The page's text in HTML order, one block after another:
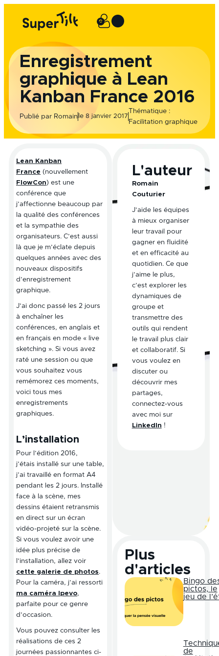
Aller
contenu
0
Panier
Enregistrement
graphique à Lean
Kanban France 2016
Publié parRomain le 8 janvier 2017
Thématique :
Facilitation graphique
Lean Kanban
France (nouvellement
FlowCon) est une
conférence que
j’affectionne beaucoup par
la qualité des conférences
et la sympathie des
organisateurs. C’est aussi
là que je m’éclate depuis
quelques années avec des
nouveaux dispositifs
d’enregistrement
graphique.
J’ai donc passé les 2 jours
à enchaîner les
conférences, en anglais et
en français en mode « live
sketching ». Si vous avez
raté une session ou que
vous souhaitez vous
remémorez ces moments,
voici tous mes
enregistrements
graphiques.
L’installation
Pour l’édition 2016,
j’étais installé sur une table,
j’ai travaillé en format A4
pendant les 2 jours. Installé
face à la scène, mes
dessins étaient retransmis
en direct sur un écran
vidéo-projeté sur la scène.
Si vous voulez avoir une
idée plus précise de
l’installation, allez voir
cette galerie de photos.
Pour la caméra, j’ai ressorti
ma caméra Ipevo,
parfaite pour ce genre
d’occasion.
Vous pouvez consulter les
réalisations de ces 2
journées passionnantes ci-
L'auteur
Romain
Couturier
J’aide les équipes
à mieux organiser
leur travail pour
gagner en fluidité
et en efficacité au
quotidien. Ce que
j’aime le plus,
c’est explorer les
dynamiques de
groupe et
transmettre des
outils qui rendent
le travail plus clair
et collaboratif. Si
vous voulez en
discuter ou
découvrir mes
partages,
connectez-vous
avec moi sur
LinkedIn !
Plus
d'articles
Bingo
pictos, le
jeu de
de